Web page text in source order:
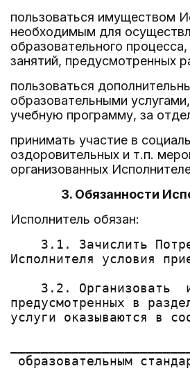
пользоваться имуществом
необходимым для
образовательного
занятий, предусмотренных
пользоваться
образовательными
учебную программу, за
принимать участие в
оздоровительных и т.п.
организованных
3. Обязанности
Исполнитель обязан:
3.1. Зачислить
Исполнителя условия
3.2. Организовать
предусмотренных в
услуги оказываются в
образовательным